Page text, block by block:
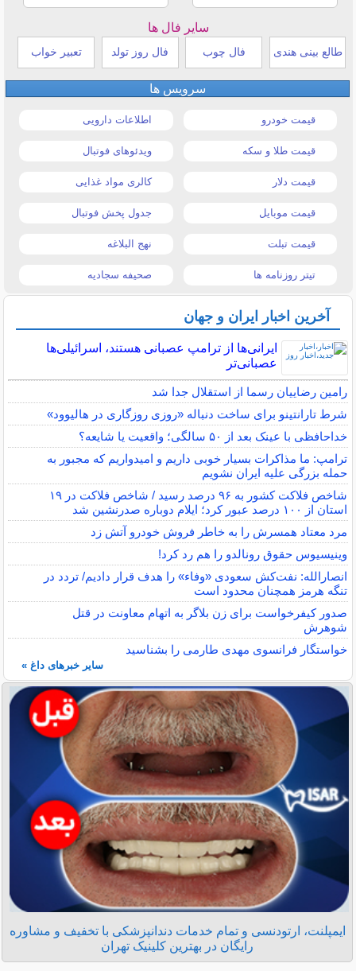
سایر فال ها
طالع بینی هندی فال چوب فال روز تولد تعبیر خواب
سرویس ها
قیمت خودرو اطلاعات دارویی
قیمت طلا و سکه ویدئوهای فوتبال
قیمت دلار کالری مواد غذایی
قیمت موبایل جدول پخش فوتبال
قیمت تبلت نهج البلاغه
تیتر روزنامه ها صحیفه سجادیه
آخرین اخبار ایران و جهان
ایرانی‌ها از ترامپ عصبانی هستند، اسرائیلی‌ها
عصبانی‌تر
رامین رضاییان رسما از استقلال جدا شد
شرط تارانتینو برای ساخت دنباله «روزی روزگاری در هالیوود»
خداحافظی با عینک بعد از ۵۰ سالگی؛ واقعیت یا شایعه؟
ترامپ: ما مذاکرات بسیار خوبی داریم و امیدواریم که مجبور به
حمله بزرگی علیه ایران نشویم
شاخص فلاکت کشور به ۹۶ درصد رسید / شاخص فلاکت در ۱۹
استان از ۱۰۰ درصد عبور کرد؛ ایلام دوباره صدرنشین شد
مرد معتاد همسرش را به خاطر فروش خودرو آتش زد
وینیسیوس حقوق رونالدو را هم رد کرد!
انصارالله: نفت‌کش سعودی «وفاء» را هدف قرار دادیم/ تردد در
تنگه هرمز همچنان محدود است
صدور کیفرخواست برای زن بلاگر به اتهام معاونت در قتل
شوهرش
خواستگار فرانسوی مهدی طارمی را بشناسید
سایر خبرهای داغ »
ایمپلنت، ارتودنسی و تمام خدمات دندانپزشکی با تخفیف و مشاوره
رایگان در بهترین کلینیک تهران